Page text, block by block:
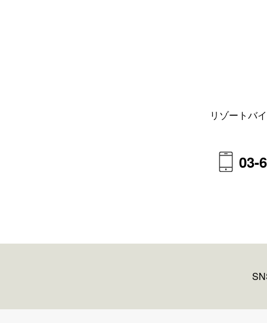
リゾートバ
03-